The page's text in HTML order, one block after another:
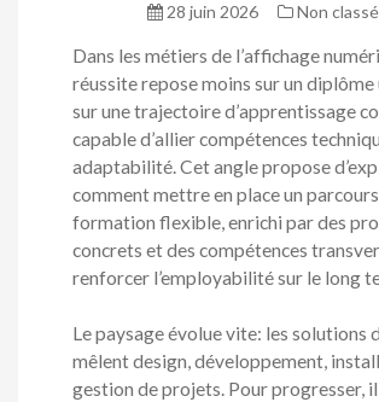
28 juin 2026 Non classé
Dans les métiers de l’affichage
réussite repose moins sur un diplôme
sur une trajectoire d’apprentissage
capable d’allier compétences
adaptabilité. Cet angle propose
comment mettre en place un
formation flexible, enrichi par des
concrets et des compétences
renforcer l’employabilité sur le long
Le paysage évolue vite: les solutions
mêlent design, développement,
gestion de projets. Pour progresser,